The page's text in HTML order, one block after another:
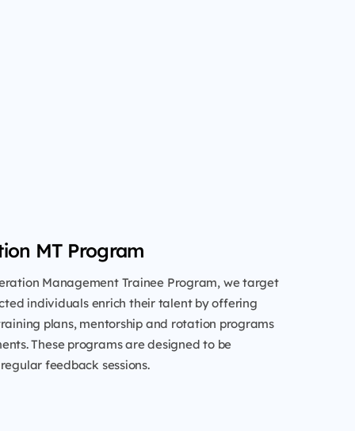
MT Program
Management Trainee Program, we target
individuals enrich their talent by offering
plans, mentorship and rotation programs
These programs are designed to be
feedback sessions.